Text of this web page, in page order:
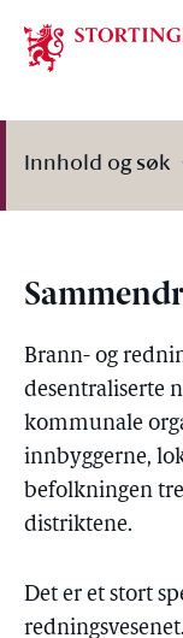
Innhold og søk
Brann- og
desentraliserte
kommunale
innbyggerne,
befolkningen
distriktene.
Det er et stort